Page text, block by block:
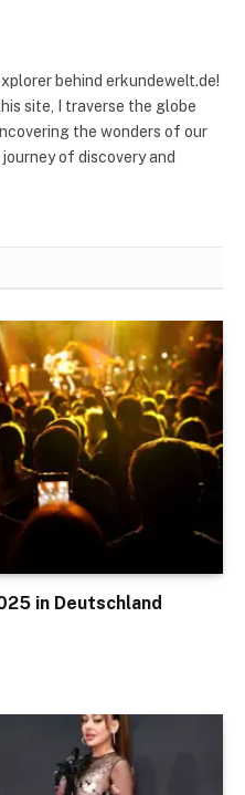
behind erkundewelt.de!
site, I traverse the globe
the wonders of our
journey of discovery and
in Deutschland